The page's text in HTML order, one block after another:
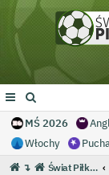
MŚ 2026
Włochy
↴ Świat Piłki - Największe forum piłki nożnej